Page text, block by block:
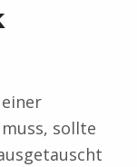
sollte